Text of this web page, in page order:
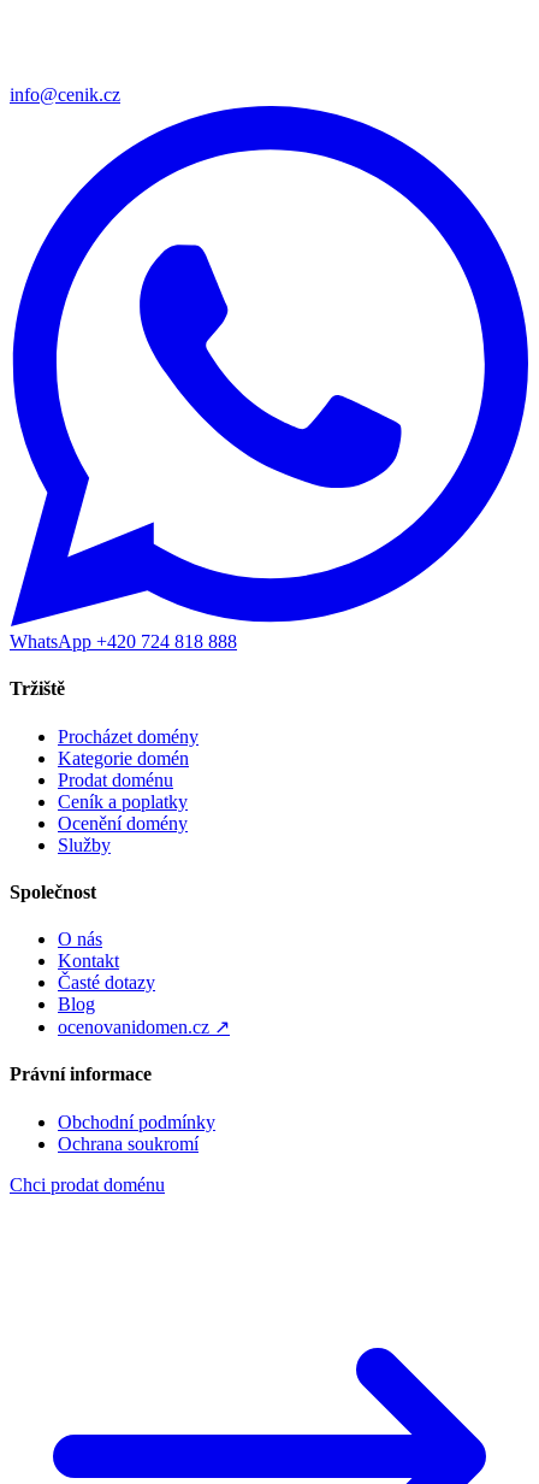
info@cenik.cz
WhatsApp +420 724 818 888
Tržiště
Procházet domény
Kategorie domén
Prodat doménu
Ceník a poplatky
Ocenění domény
Služby
Společnost
O nás
Kontakt
Časté dotazy
Blog
ocenovanidomen.cz ↗
Právní informace
Obchodní podmínky
Ochrana soukromí
Chci prodat doménu